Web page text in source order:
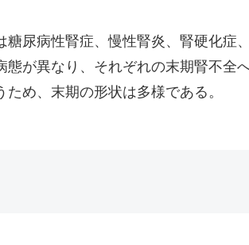
糖尿病性腎症、慢性腎炎、腎硬化症
態が異なり、それぞれの末期腎不全
め、末期の形状は多様である。